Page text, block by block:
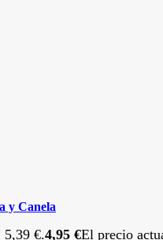
y Canela
5,39 €.4,95 €El precio